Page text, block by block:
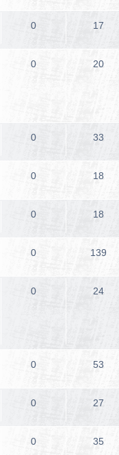
0 17
0 20
0 33
0 18
0 18
0 139
0 24
0 53
0 27
0 35